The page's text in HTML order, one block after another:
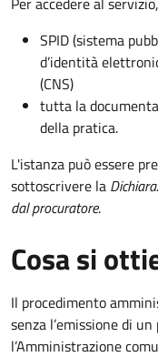
SPID (sistema
d’identità
(CNS)
tutta la
della pratica.
L'istanza può essere
sottoscrivere la
dal procuratore.
Cosa si
Il procedimento
senza l’emissione di
l’Amministrazione